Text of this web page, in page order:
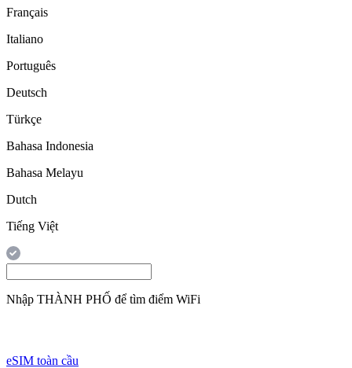
Français
Italiano
Português
Deutsch
Türkçe
Bahasa Indonesia
Bahasa Melayu
Dutch
Tiếng Việt
Nhập THÀNH PHỐ để tìm điểm WiFi
eSIM toàn cầu